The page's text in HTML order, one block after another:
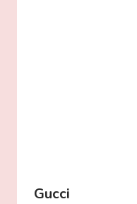
Gucci